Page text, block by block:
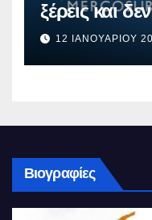
ξέρεις και
12 ΙΑΝΟΥΑΡΊΟΥ
Βιογραφίες